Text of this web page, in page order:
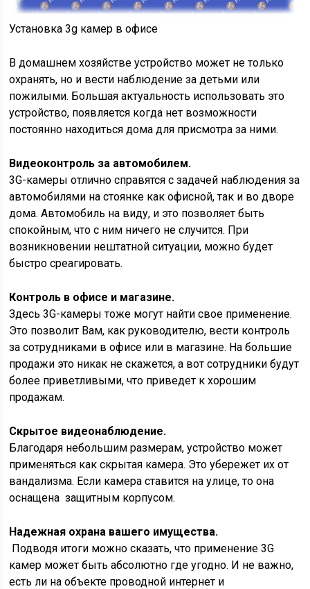
Установка 3g камер в офисе
В домашнем хозяйстве устройство может не только
охранять, но и вести наблюдение за детьми или
пожилыми. Большая актуальность использовать это
устройство, появляется когда нет возможности
постоянно находиться дома для присмотра за ними.
Видеоконтроль за автомобилем.
3G-камеры отлично справятся с задачей наблюдения за
автомобилями на стоянке как офисной, так и во дворе
дома. Автомобиль на виду, и это позволяет быть
спокойным, что с ним ничего не случится. При
возникновении нештатной ситуации, можно будет
быстро среагировать.
Контроль в офисе и магазине.
Здесь 3G-камеры тоже могут найти свое применение.
Это позволит Вам, как руководителю, вести контроль
за сотрудниками в офисе или в магазине. На большие
продажи это никак не скажется, а вот сотрудники будут
более приветливыми, что приведет к хорошим
продажам.
Скрытое видеонаблюдение.
Благодаря небольшим размерам, устройство может
применяться как скрытая камера. Это убережет их от
вандализма. Если камера ставится на улице, то она
оснащена защитным корпусом.
Надежная охрана вашего имущества.
Подводя итоги можно сказать, что применение 3G
камер может быть абсолютно где угодно. И не важно,
есть ли на объекте проводной интернет и